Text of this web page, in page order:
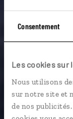
Consentement
Les cookies sur
Nous utilisons
sur notre site et
de nos
À
Circuit